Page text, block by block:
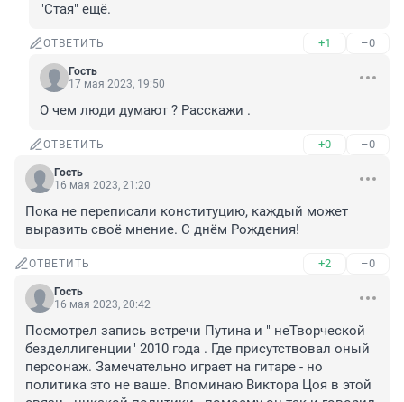
"Стая" ещё.
ОТВЕТИТЬ +1 –0
Гость
17 мая 2023, 19:50
О чем люди думают ? Расскажи .
ОТВЕТИТЬ +0 –0
Гость
16 мая 2023, 21:20
Пока не переписали конституцию, каждый может
выразить своё мнение. С днём Рождения!
ОТВЕТИТЬ +2 –0
Гость
16 мая 2023, 20:42
Посмотрел запись встречи Путина и " неТворческой
безделлигенции" 2010 года . Где присутствовал оный
персонаж. Замечательно играет на гитаре - но
политика это не ваше. Впоминаю Виктора Цоя в этой